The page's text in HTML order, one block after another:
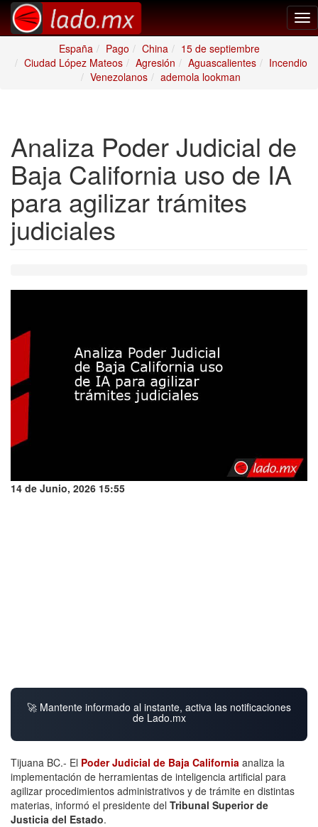
España
Pago China
15 de septiembre
Ciudad López Mateos
Agresión Aguascalientes
Incendio
Venezolanos
ademola lookman
Analiza Poder Judicial de
Baja California uso de IA
para agilizar trámites
judiciales
14 de Junio, 2026 15:55
🚀 Mantente informado al instante, activa las notificaciones
de Lado.mx
Tijuana BC.- El Poder Judicial de Baja California analiza la
implementación de herramientas de inteligencia artificial para
agilizar procedimientos administrativos y de trámite en distintas
materias, informó el presidente del Tribunal Superior de
Justicia del Estado.